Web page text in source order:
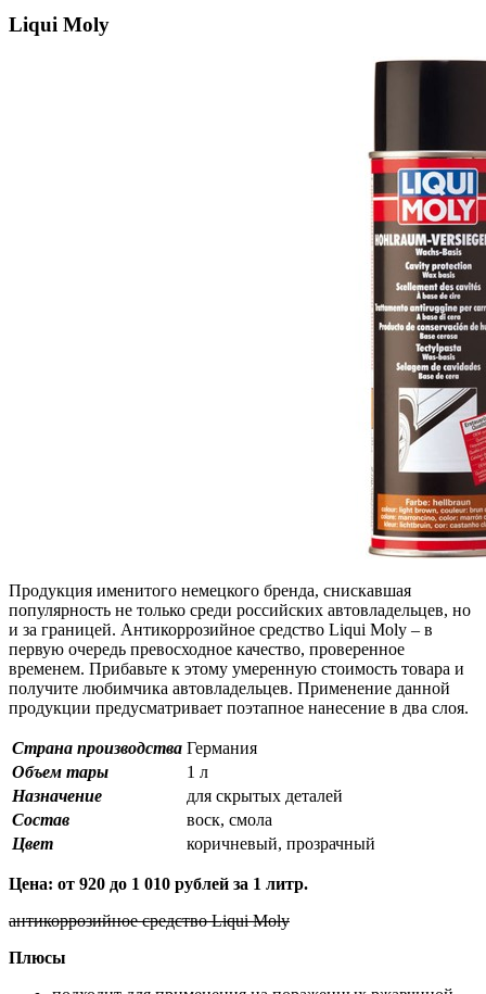
Liqui Moly
Продукция именитого немецкого бренда, снискавшая
популярность не только среди российских автовладельцев, но
и за границей. Антикоррозийное средство Liqui Moly – в
первую очередь превосходное качество, проверенное
временем. Прибавьте к этому умеренную стоимость товара и
получите любимчика автовладельцев. Применение данной
продукции предусматривает поэтапное нанесение в два слоя.
Страна производства Германия
Объем тары
1 л
Назначение
для скрытых деталей
Состав
воск, смола
Цвет
коричневый, прозрачный
Цена: от 920 до 1 010 рублей за 1 литр.
антикоррозийное средство Liqui Moly
Плюсы